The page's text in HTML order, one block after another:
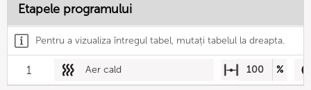
Etapele programului
Pentru a vizualiza întregul tabel, mutați tabelul la dreapta.
1 Aer cald 100 %